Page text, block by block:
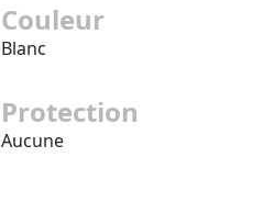
Couleur
Blanc
Protection
Aucune